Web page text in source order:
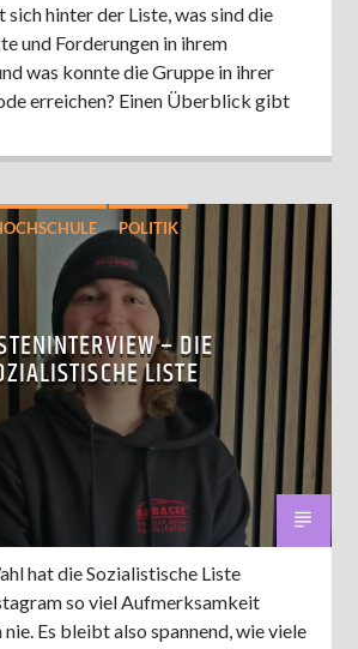
hinter der Liste, was sind die
und Forderungen in ihrem
was konnte die Gruppe in ihrer
erreichen? Einen Überblick gibt
POLITIK
– DIE
LISTE
hat die Sozialistische Liste
so viel Aufmerksamkeit
Es bleibt also spannend, wie viele